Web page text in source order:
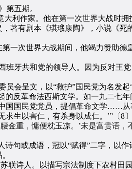
五期。
作家。他在第一次世界大战时拥
著有剧本《琪珴康陶》，小说《死
次世界大战期间，他竭力赞助德
共和党的领导人。因为反对王党
会呈文，以“救护”国民党为名发起“
反革命法西斯文学。如一九二七年
国国民党党员，提倡革命文学……从
以害仁，有杀身以成仁。’”〔8
重，慵便枕玉凉。’未是富贵语，
或成语，冠以“赋得”二字，以作
诗人。以描写宗法制度下农村田